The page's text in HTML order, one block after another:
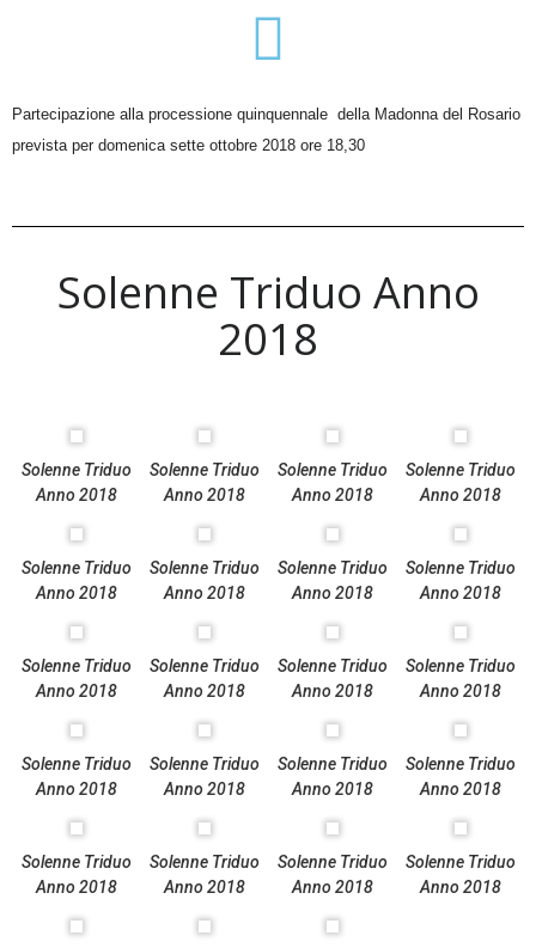
Partecipazione alla processione quinquennale della Madonna del Rosario
prevista per domenica sette ottobre 2018 ore 18,30
Solenne Triduo Anno
2018
Solenne Triduo
Anno 2018
Solenne Triduo
Anno 2018
Solenne Triduo
Anno 2018
Solenne Triduo
Anno 2018
Solenne Triduo
Anno 2018
Solenne Triduo
Anno 2018
Solenne Triduo
Anno 2018
Solenne Triduo
Anno 2018
Solenne Triduo
Anno 2018
Solenne Triduo
Anno 2018
Solenne Triduo
Anno 2018
Solenne Triduo
Anno 2018
Solenne Triduo
Anno 2018
Solenne Triduo
Anno 2018
Solenne Triduo
Anno 2018
Solenne Triduo
Anno 2018
Solenne Triduo
Anno 2018
Solenne Triduo
Anno 2018
Solenne Triduo
Anno 2018
Solenne Triduo
Anno 2018